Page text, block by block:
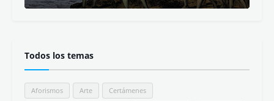
Todos los temas
Aforismos Arte Certámenes